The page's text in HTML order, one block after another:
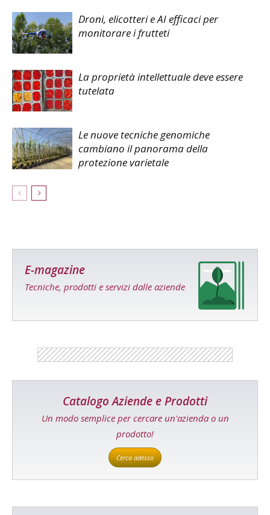
Droni, elicotteri e AI efficaci per
monitorare i frutteti
La proprietà intellettuale deve essere
tutelata
Le nuove tecniche genomiche
cambiano il panorama della
protezione varietale
E-magazine
Tecniche, prodotti e servizi dalle aziende
Catalogo Aziende e Prodotti
Un modo semplice per cercare un'azienda o un
prodotto!
Cerca adesso